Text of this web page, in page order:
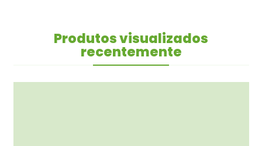
Produtos visualizados
recentemente